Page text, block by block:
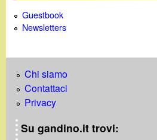
Guestbook
Newsletters
Chi siamo
Contattaci
Privacy
Su gandino.it trovi: